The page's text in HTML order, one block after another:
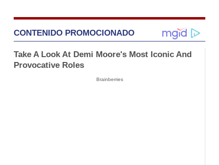
CONTENIDO PROMOCIONADO
Take A Look At Demi Moore's Most Iconic And
Provocative Roles
Brainberries